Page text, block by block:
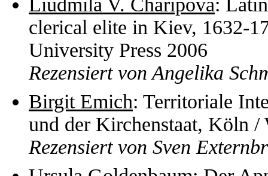
Liudmila V. Charipova:
clerical elite in Kiev, 1632-
University Press 2006
Rezensiert von Angelika
Birgit Emich: Territoriale
und der Kirchenstaat, Köln
Rezensiert von Sven